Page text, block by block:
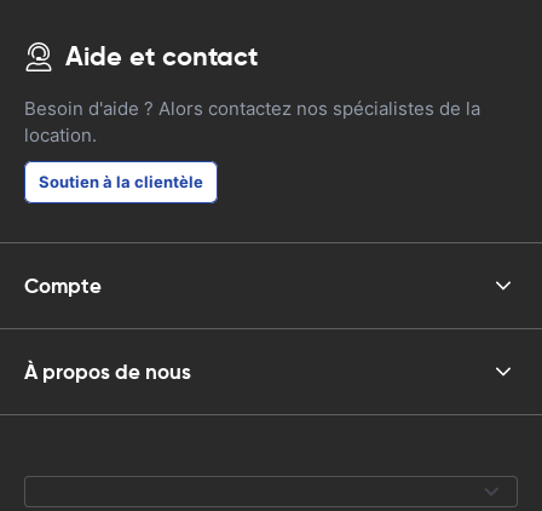
Aide et contact
Besoin d'aide ? Alors contactez nos spécialistes de la
location.
Soutien à la clientèle
Compte
À propos de nous